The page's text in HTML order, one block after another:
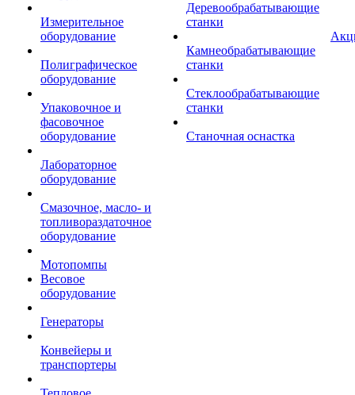
Измерительное
оборудование
Полиграфическое
оборудование
Упаковочное и
фасовочное
оборудование
Лабораторное
оборудование
Смазочное, масло- и
топливораздаточное
оборудование
Мотопомпы
Весовое
оборудование
Генераторы
Конвейеры и
транспортеры
Деревообрабатывающие
станки
Камнеобрабатывающие
станки
Стеклообрабатывающие
станки
Станочная оснастка